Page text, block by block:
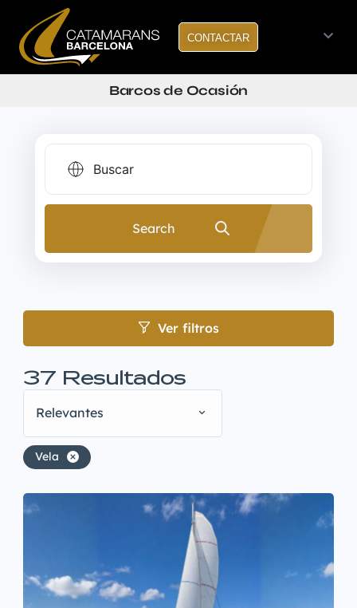
CONTACTAR
Barcos de Ocasión
Search
Ver filtros
37 Resultados
Relevantes
Vela